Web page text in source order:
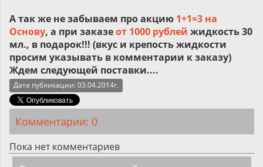
А так же не забываем про акцию 1+1=3 на
Основу, а при заказеот 1000 рублей жидкость 30
мл., в подарок!!! (вкус и крепость жидкости
просим указывать в комментарии к заказу)
Ждем следующей поставки....
Дата публикации: 03.04.2014г.
Комментарии: 0
Пока нет комментариев